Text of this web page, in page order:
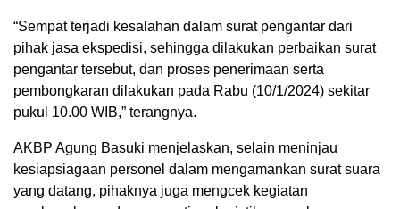
“Sempat terjadi kesalahan dalam surat pengantar dari
pihak jasa ekspedisi, sehingga dilakukan perbaikan surat
pengantar tersebut, dan proses penerimaan serta
pembongkaran dilakukan pada Rabu (10/1/2024) sekitar
pukul 10.00 WIB,” terangnya.
AKBP Agung Basuki menjelaskan, selain meninjau
kesiapsiagaan personel dalam mengamankan surat suara
yang datang, pihaknya juga mengcek kegiatan